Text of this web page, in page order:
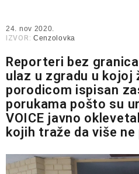
24. nov 2020.
IZVOR: Cenzolovka
Reporteri bez
ulaz u zgradu u kojoj
porodicom ispisan
porukama pošto su
VOICE javno
kojih traže da više